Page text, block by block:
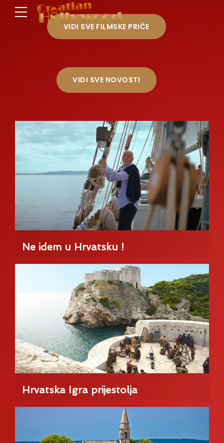
VIDI SVE FILMSKE PRIČE
VIDI SVE NOVOSTI
Ne idem u Hrvatsku !
Hrvatska Igra prijestolja